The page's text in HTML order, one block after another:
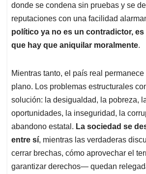
donde se condena sin pruebas y se
reputaciones con una facilidad
político ya no es un contradictor, es
que hay que aniquilar moralmente.
Mientras tanto, el país real
plano. Los problemas estructurales
solución: la desigualdad, la pobreza,
oportunidades, la inseguridad, la
abandono estatal. La sociedad se
entre sí, mientras las verdaderas
cerrar brechas, cómo aprovechar el
garantizar derechos— quedan